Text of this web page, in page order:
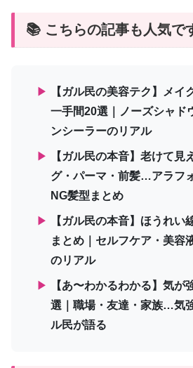
📚 こちらの記事も人気で
▶
【ガル民の美容テク】メイ
一手間20選｜ノーズシャド
ンシーラーのリアル
▶
【ガル民の本音】老けて見
グ・パーマ・前髪…アラフ
NG髪型まとめ
▶
【ガル民の本音】ほうれい
まとめ｜セルフケア・美容
のリアル
▶
【あ〜わかるわかる】気が
選｜職場・友達・家族…気
ル民が語る